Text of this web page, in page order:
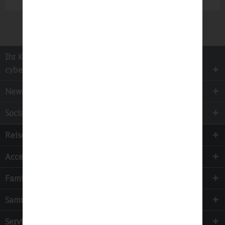
Ihr Kontakt zur
cyber-Wear Heidelberg GmbH
Newsletter
Socialmedia
Reisen
Accessoires
Familie & Kinder
Sammeln
Services